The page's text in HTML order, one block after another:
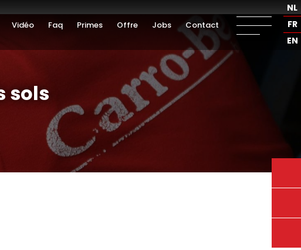
NL
FR
EN
Vidéo Faq Primes Offre Jobs Contact
sols